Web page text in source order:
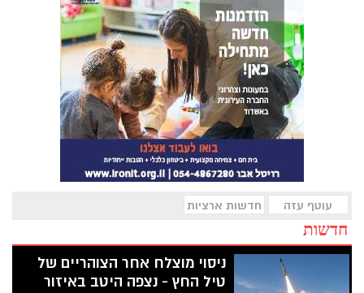
עוטף עזה חדשות ארציות
חדשות
ניסוי מוצלח אחר הצוהריים של
טיל החץ - נצפה היטב באיזור